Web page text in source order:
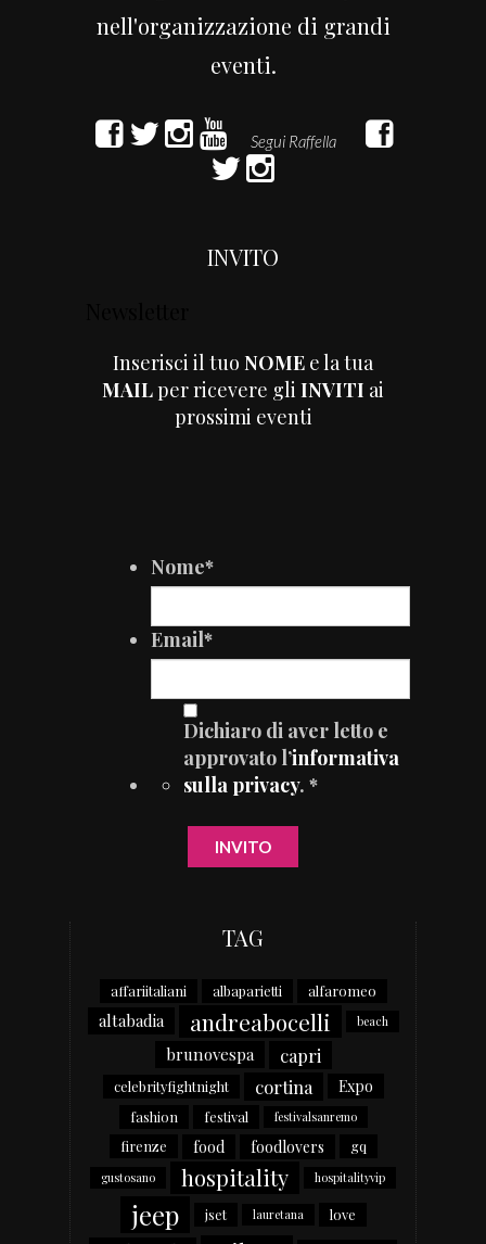
nell'organizzazione di grandi
eventi.
INVITO
Inserisci il tuo NOME e la tua
MAILper ricevere gli INVITI ai
prossimi eventi
Nome*
Email*
Dichiaro di aver letto e
approvato l’informativa
sulla privacy. *
TAG
affariitaliani albaparietti alfaromeo
altabadia andreabocelli beach
brunovespa capri
celebrityfightnight cortina Expo
fashion festival festivalsanremo
firenze food foodlovers gq
gustosano hospitality hospitalityvip
jeep jset lauretana love